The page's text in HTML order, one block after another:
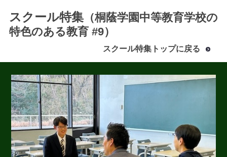
最近見た学校
桐蔭学園中等教育学校
ブックマークした学校
ブックマークした学校はありません
スクール特集（桐蔭学園中等教育学校の
特色のある教育 #9）
スクール特集トップに戻る